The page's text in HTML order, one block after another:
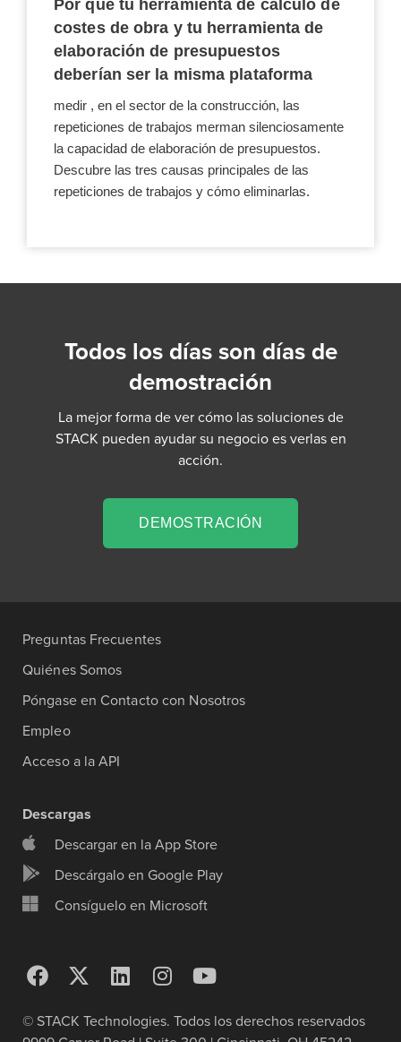
Por qué tu herramienta de cálculo de
costes de obra y tu herramienta de
elaboración de presupuestos
deberían ser la misma plataforma
medir , en el sector de la construcción, las
repeticiones de trabajos merman silenciosamente
la capacidad de elaboración de presupuestos.
Descubre las tres causas principales de las
repeticiones de trabajos y cómo eliminarlas.
Todos los días son días de
demostración
La mejor forma de ver cómo las soluciones de
STACK pueden ayudar su negocio es verlas en
acción.
DEMOSTRACIÓN
© STACK Technologies. Todos los derechos reservados
Preguntas Frecuentes
Quiénes Somos
Póngase en Contacto con Nosotros
Empleo
Acceso a la API
Descargas
Descargar en la App Store
Descárgalo en Google Play
Consíguelo en Microsoft